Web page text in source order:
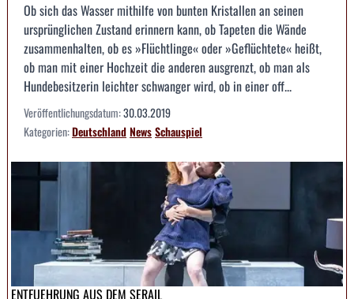
Ob sich das Wasser mithilfe von bunten Kristallen an seinen
ursprünglichen Zustand erinnern kann, ob Tapeten die Wände
zusammenhalten, ob es »Flüchtlinge« oder »Geflüchtete« heißt,
ob man mit einer Hochzeit die anderen ausgrenzt, ob man als
Hundebesitzerin leichter schwanger wird, ob in einer off...
Veröffentlichungsdatum:30.03.2019
Kategorien:DeutschlandNewsSchauspiel
ENTFUEHRUNG AUS DEM SERAIL